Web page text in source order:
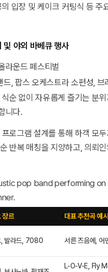
입장 및 케이크 커팅식 등 주
야외 바베큐 행사
라운드 페스티벌
드, 팝스 오케스트라 소편성, 브
식순 없이 자유롭게 즐기는 분
니다.
로그램 설계를 통해 하객 모
반복 매칭을 지양하고, 의뢰
장르 대표 추천곡 예시
, 발라드, 7080 서른 즈음에, 어
L-O-V-E, Fly